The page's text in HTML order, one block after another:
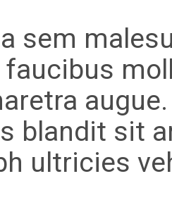
sem
faucibus
blandit sit
ultricies